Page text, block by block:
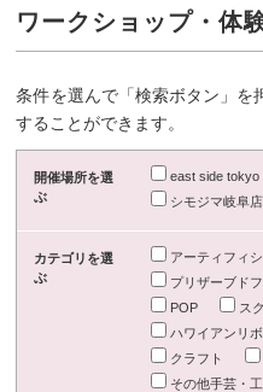
ワークショップ・体
条件を選んで「検索ボタン」を
することができます。
開催場所を選
ぶ
east side tokyo
シモジマ岐阜店
カテゴリを選
ぶ
アーティフィ
プリザーブド
POP
ス
ハワイアンリ
クラフト
その他手芸・